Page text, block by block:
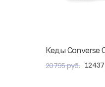
Кеды Converse
20795 руб.